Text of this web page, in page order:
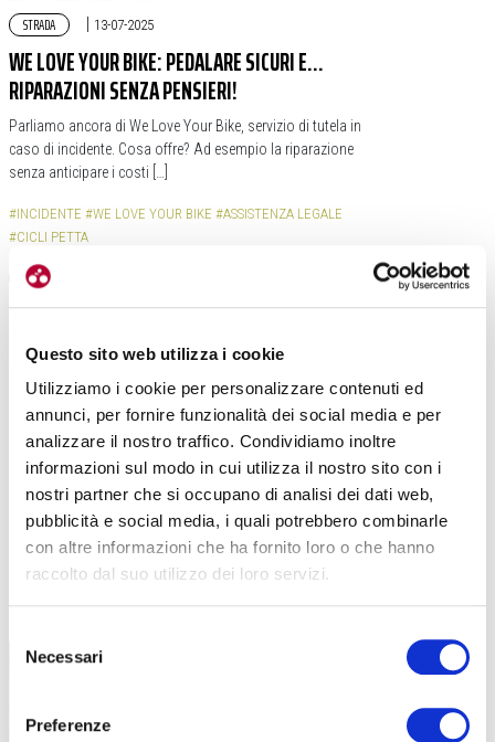
Questo sito web utilizza i cookie
Utilizziamo i cookie per personalizzare contenuti ed
annunci, per fornire funzionalità dei social media e per
analizzare il nostro traffico. Condividiamo inoltre
informazioni sul modo in cui utilizza il nostro sito con i
nostri partner che si occupano di analisi dei dati web,
pubblicità e social media, i quali potrebbero combinarle
con altre informazioni che ha fornito loro o che hanno
raccolto dal suo utilizzo dei loro servizi.
delNecessari
Preferenze
STRADA | 13-07-2025
WE LOVE YOUR BIKE: PEDALARE SICURI E…
RIPARAZIONI SENZA PENSIERI!
Parliamo ancora di We Love Your Bike, servizio di tutela in
caso di incidente. Cosa offre? Ad esempio la riparazione
senza anticipare i costi […]
#INCIDENTE #WE LOVE YOUR BIKE #ASSISTENZA LEGALE
#CICLI PETTA
TUTTE LE CATEGORIE DEL MAGAZINE